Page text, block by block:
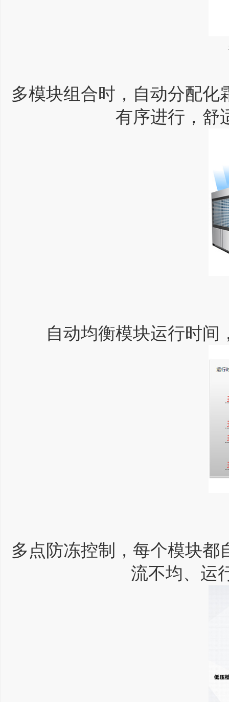
多模块组合时，自动分配化
有序进行，舒
自动均衡模块运行时间
多点防冻控制，每个模块都
流不均、运